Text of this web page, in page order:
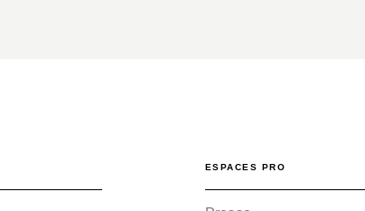
ESPACES PRO